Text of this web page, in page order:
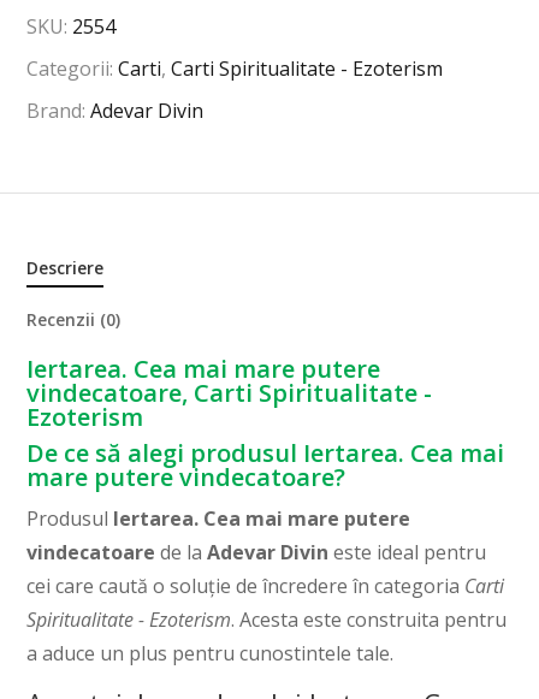
SKU: 2554
Categorii:Carti,Carti Spiritualitate - Ezoterism
Brand:Adevar Divin
Descriere
Recenzii (0)
Iertarea. Cea mai mare putere
vindecatoare, Carti Spiritualitate -
Ezoterism
De ce să alegi produsul Iertarea. Cea mai
mare putere vindecatoare?
Produsul Iertarea. Cea mai mare putere
vindecatoare de laAdevar Divin este ideal pentru
cei care caută o soluție de încredere în categoria Carti
Spiritualitate - Ezoterism. Acesta este construita pentru
a aduce un plus pentru cunostintele tale.